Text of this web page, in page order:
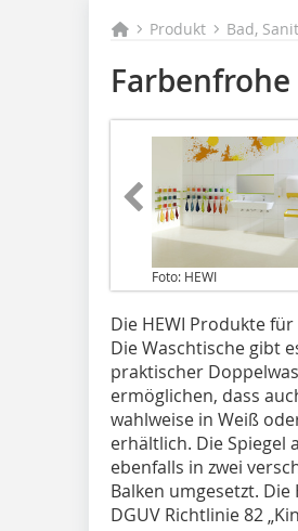
Produkt Bad,
Foto: HEWI
Die HEWI Produkte
Die Waschtische gibt
praktischer
ermöglichen, dass
wahlweise in Weiß
erhältlich. Die Spiegel
ebenfalls in zwei
Balken umgesetzt.
DGUV Richtlinie 82